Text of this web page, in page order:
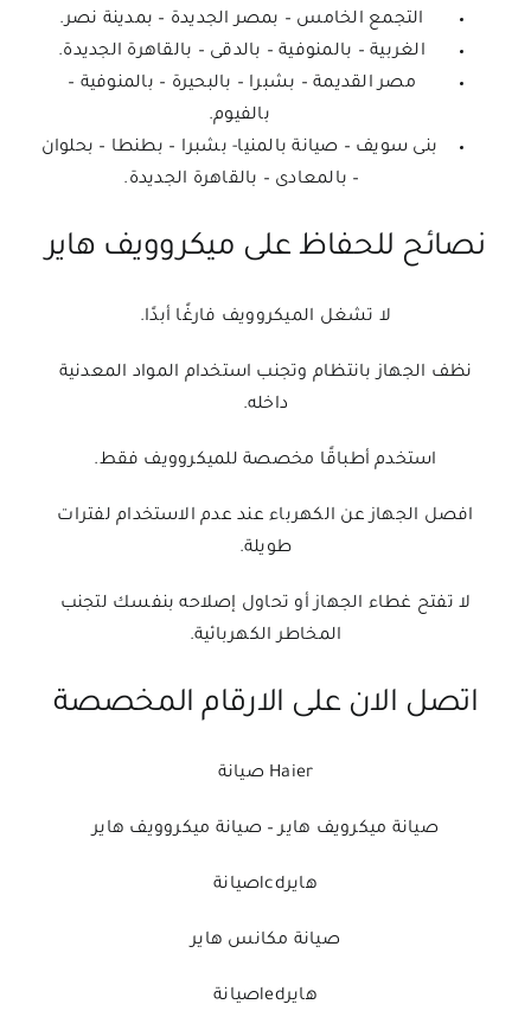
التجمع الخامس – بمصر الجديدة – بمدينة نصر.
الغربية – بالمنوفية – بالدقى – بالقاهرة الجديدة.
مصر القديمة – بشبرا – بالبحيرة – بالمنوفية –
بالفيوم.
بنى سويف – صيانة بالمنيا- بشبرا – بطنطا – بحلوان
– بالمعادى – بالقاهرة الجديدة.
نصائح للحفاظ على ميكروويف هاير
لا تشغل الميكروويف فارغًا أبدًا.
نظف الجهاز بانتظام وتجنب استخدام المواد المعدنية
داخله.
استخدم أطباقًا مخصصة للميكروويف فقط.
افصل الجهاز عن الكهرباء عند عدم الاستخدام لفترات
طويلة.
لا تفتح غطاء الجهاز أو تحاول إصلاحه بنفسك لتجنب
المخاطر الكهربائية.
اتصل الان على الارقام المخصصة
Haier صيانة
صيانة ميكرويف هاير – صيانة ميكروويف هاير
هايرlcdصيانة
صيانة مكانس هاير
هايرledصيانة